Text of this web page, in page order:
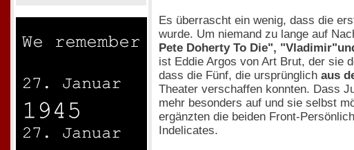
Es überrascht ein wenig, dass die
wurde. Um niemand zu lange auf
Pete Doherty To Die",
ist Eddie Argos von Art Brut, der sie
dass die Fünf, die ursprünglich aus
Theater verschaffen konnten. Dass
mehr besonders auf und sie selbst
ergänzten die beiden Front-
Indelicates.